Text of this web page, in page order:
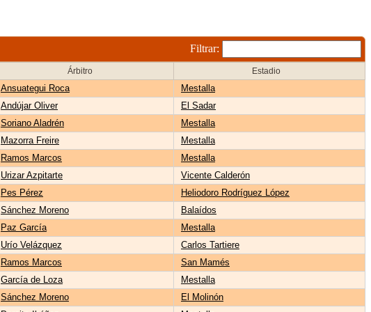
Filtrar:
Árbitro Estadio
Ansuategui Roca Mestalla
Andújar Oliver El Sadar
Soriano Aladrén Mestalla
Mazorra Freire Mestalla
Ramos Marcos Mestalla
Urizar Azpitarte Vicente Calderón
Pes Pérez Heliodoro Rodríguez López
Sánchez Moreno Balaídos
Paz García Mestalla
Urío Velázquez Carlos Tartiere
Ramos Marcos San Mamés
García de Loza Mestalla
Sánchez Moreno El Molinón